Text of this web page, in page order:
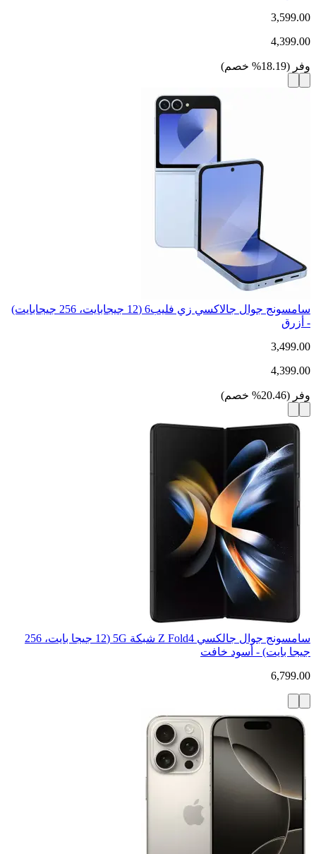
3,599.00
4,399.00
وفر (
18.19
% خصم)
سامسونج جوال جالاكسي زي فليب6 (12 جيجابايت، 256 جيجابايت)
- أزرق
3,499.00
4,399.00
وفر (
20.46
% خصم)
سامسونج جوال جالكسي Z Fold4 شبكة 5G (12 جيجا بايت، 256
جيجا بايت) - أسود خافت
6,799.00